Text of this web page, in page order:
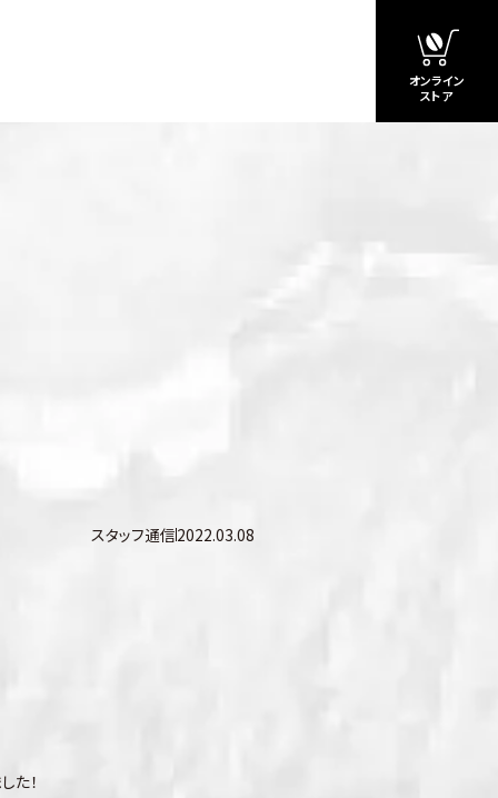
オンライン
ストア
スタッフ通信2022.03.08
た！